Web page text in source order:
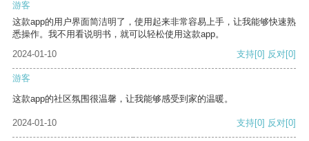
游客
这款app的用户界面简洁明了，使用起来非常容易上手，让我能够快速熟
悉操作。我不用看说明书，就可以轻松使用这款app。
2024-01-10
支持[0] 反对[0]
游客
这款app的社区氛围很温馨，让我能够感受到家的温暖。
2024-01-10 支持[0] 反对[0]